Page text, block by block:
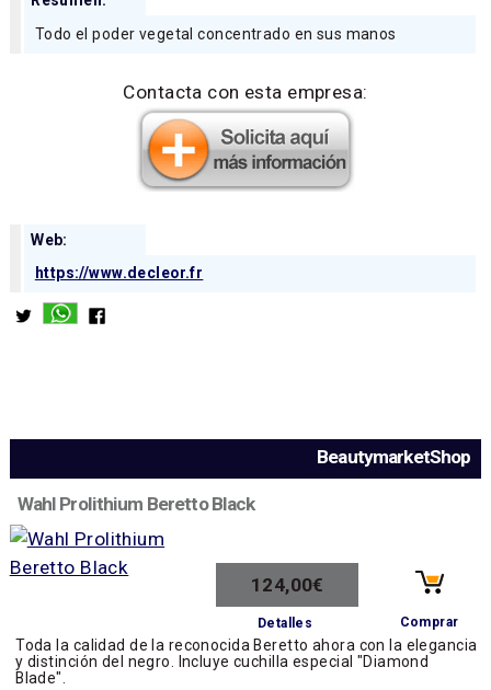
Todo el poder vegetal concentrado en sus manos
Contacta con esta empresa:
Web:
https://www.decleor.fr
BeautymarketShop
Wahl Prolithium Beretto Black
124,00€
Detalles Comprar
Toda la calidad de la reconocida Beretto ahora con la elegancia
y distinción del negro. Incluye cuchilla especial "Diamond
Blade".